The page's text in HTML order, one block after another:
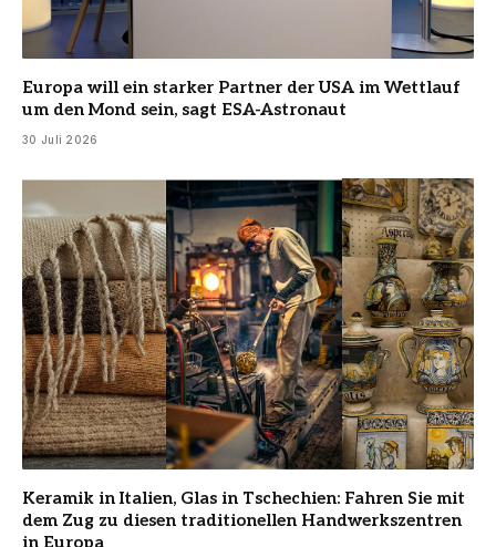
Europa will ein starker Partner der USA im Wettlauf
um den Mond sein, sagt ESA-Astronaut
30 Juli 2026
Keramik in Italien, Glas in Tschechien: Fahren Sie mit
dem Zug zu diesen traditionellen Handwerkszentren
in Europa